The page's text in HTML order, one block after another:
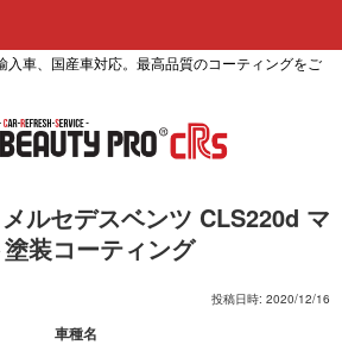
入車、国産車対応。最高品質のコーティングをご
ルセデスベンツ CLS220d マ
塗装コーティング
投稿日時: 2020/12/16
車種名